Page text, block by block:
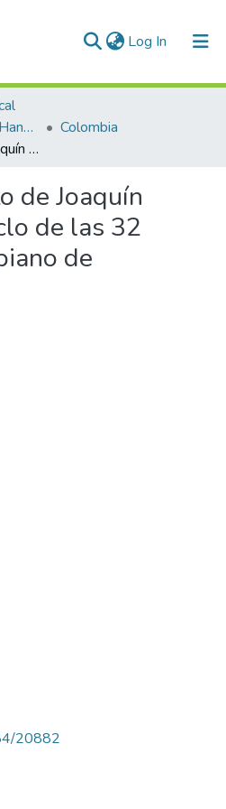
Log In (current)
Programas de mano - Hand programs
Colombia
Sexto concierto de Joaquín Fuster en el ciclo de las 32 Sonatas para piano de Beethoven
de Joaquín
de las 32
de
20882